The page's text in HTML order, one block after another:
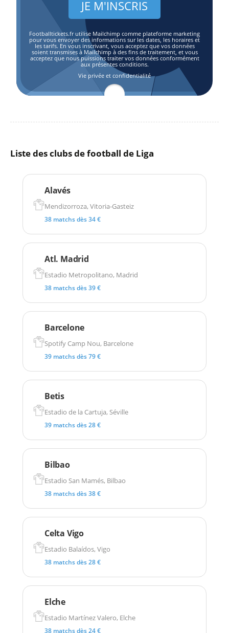
Footballtickets.fr utilise Mailchimp comme plateforme marketing
pour vous envoyer des informations sur les dates, les horaires et
les tarifs. En vous inscrivant, vous acceptez que vos données
soient transmises à Mailchimp à des fins de traitement, et vous
acceptez que nous puissions traiter vos données conformément
aux présentes conditions.
Vie privée et confidentialité
Liste des clubs de football de Liga
Alavés
Mendizorroza, Vitoria-Gasteiz
38 matchs dès 34 €
Atl. Madrid
Estadio Metropolitano, Madrid
38 matchs dès 39 €
Barcelone
Spotify Camp Nou, Barcelone
39 matchs dès 79 €
Betis
Estadio de la Cartuja, Séville
39 matchs dès 28 €
Bilbao
Estadio San Mamés, Bilbao
38 matchs dès 38 €
Celta Vigo
Estadio Balaídos, Vigo
38 matchs dès 28 €
Elche
Estadio Martínez Valero, Elche
38 matchs dès 24 €